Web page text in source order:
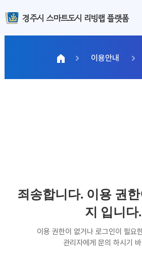
경주시 스마트도시 리빙랩 플랫폼
이용안내
죄송합니다. 이용 권한
지 입니다.
이용 권한이 없거나 로그인이 필요
관리자에게 문의 하시기